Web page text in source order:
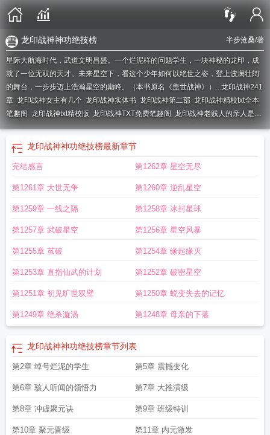
半步沧桑/著
龙印战神神功绝技榜
星际大航海时代，武道文明昌盛。一个烂泥样的问题学生，一块神秘的龙印，成
就了一位无双的天才。未来星空下，看这个少年如何以绝世之姿，登上波澜壮阔
的舞台，一步步迈上浩瀚星空的巅峰。（本书原名《盖世战神》）...龙印战神241
章 龙印战神女主有几个 龙印战神实体书 龙印战神第二部 龙印战神精校txt全本
笔趣阁 龙印战神txt精校版 龙印战神TXT免费笔趣阁 龙印战神老贱人的亲人是
谁龙印战神有没有第二部龙印战神半步沧桑龙印战神未删减版龙印战神无删
减版电影免费播放 龙印战神TXT奇书网
目前推了几个女主了
版龙印战神的龙印是什么来历 龙印战神孙言龙印战神女主推到顺序
在线听
龙印战神铁勺大叔的身世背景介绍 龙印战神最后出现的女子是谁
神精校版TXT龙印战神加料版 龙印战神百科龙印战神孙言身世
局龙印战神漫画在线观看 龙印战神境界龙印战神好看吗龙印战神百度
神第二部叫什么名字
龙印战神中的盾大哥是谁
孙言百度百科龙印战神孙言的老婆有几个龙印战神txt精校全本
神TXT
龙印战神听书 龙印战神朱飞燕 龙印战神后续龙印战神等级划分百度百
科龙印战神百度百科女主角 龙印战神无弹窗龙印战神TXT免费
岚被遗忘了吗龙印战神一口气看完龙印战神主角身世龙印战神女主龙印战神
2龙印战神漫画免费观看 龙印战神笔趣阁无
阅读龙印战神有续写的吗 龙印战神正版全本TXT龙印战神主角几个女人
点龙印战神txt 龙印战神 txt
龙印战神神功绝技榜最新章节
完结感言 第1262章 星空无尽
第1261章 大世无争 第1260章 逆乱星空
第1259章 一线之隔 第1258章 冰封星球
第1257章 武破星空 第1256章 星空风暴
第1255章 茧破 第1254章 缘起缘灭
第1253章 直指仙武的计划 第1252章 破密星空
第1251章 初见旷世双壁 第1250章 蜕变失去的记忆
第1249章 绝杀漩涡 第1248章 母亲的下落
龙印战神神功绝技榜章节列表
第2章 绰号烂泥的学生 第5章 震撼变化
第6章 骇人听闻的领悟力 第7章 大推演级
第8章 冲虚聚元诀 第9章 班级特训
第10章 聚元晋级 第11章 内元激发